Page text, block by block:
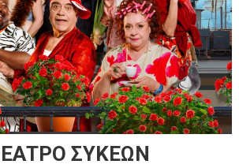
ΣΥΚΕΩΝ